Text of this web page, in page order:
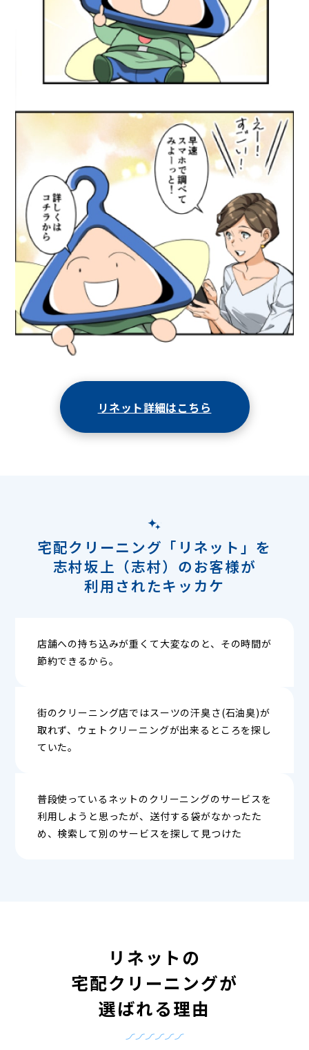
リネット詳細はこちら
宅配クリーニング「リネット」を
志村坂上（志村）のお客様が
利用されたキッカケ
店舗への持ち込みが重くて大変なのと、その時間が
節約できるから。
街のクリーニング店ではスーツの汗臭さ(石油臭)が
取れず、ウェトクリーニングが出来るところを探し
ていた。
普段使っているネットのクリーニングのサービスを
利用しようと思ったが、送付する袋がなかったた
め、検索して別のサービスを探して見つけた
リネットの
宅配クリーニングが
選ばれる理由